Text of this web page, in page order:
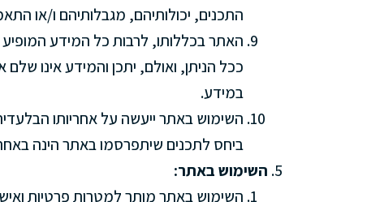
התכנים, יכולותיהם, מגבלותיהם ו/או
האתר בכללותו, לרבות כל המידע המופיע
ככל הניתן, ואולם, יתכן והמידע אינו שלם
במידע.
השימוש באתר ייעשה על אחריותו
ביחס לתכנים שיתפרסמו באתר הינה
השימוש באתר:
השימוש באתר מותר למטרות פרטיות